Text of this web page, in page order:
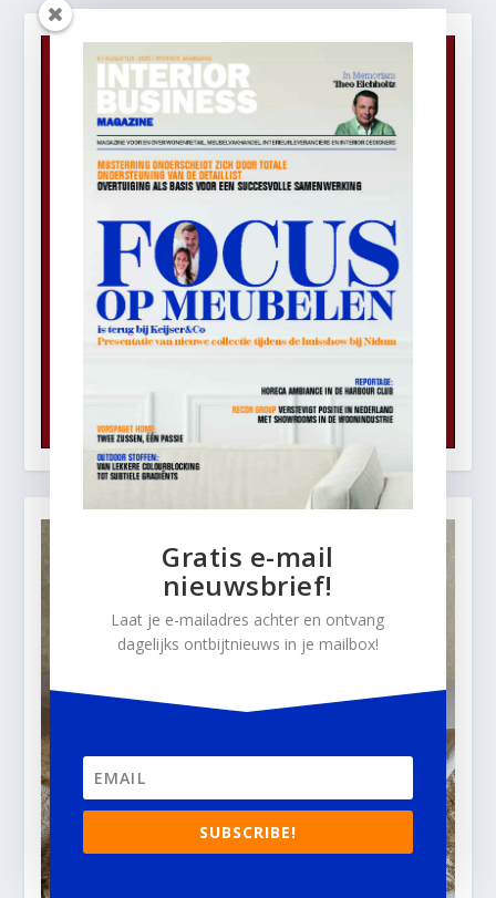
Gratis e-mail
nieuwsbrief!
Laat je e-mailadres achter en ontvang
dagelijks ontbijtnieuws in je mailbox!
SUBSCRIBE!